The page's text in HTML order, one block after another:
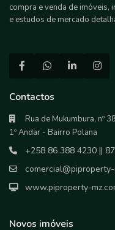
compra e venda de imóveis,
e estudos de mercado
Contactos
Rua de Mukumbura, nº
1º Andar - Bairro Polana
+258 86 388 4230 ||
comercial@piproperty-
www.piproperty-
Novos imóveis